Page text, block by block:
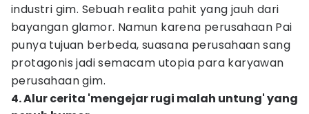
industri gim. Sebuah realita pahit yang jauh dari
bayangan glamor. Namun karena perusahaan Pai
punya tujuan berbeda, suasana perusahaan sang
protagonis jadi semacam utopia para karyawan
perusahaan gim.
4. Alur cerita 'mengejar rugi malah untung' yang